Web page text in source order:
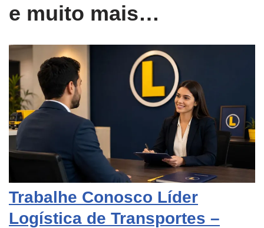
e muito mais…
Trabalhe Conosco Líder
Logística de Transportes –